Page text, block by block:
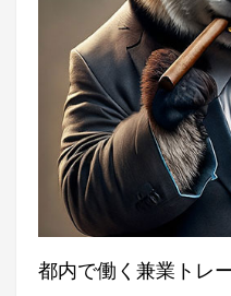
都内で働く兼業トレー